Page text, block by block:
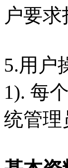
户要
5.用户
1). 每
统管理